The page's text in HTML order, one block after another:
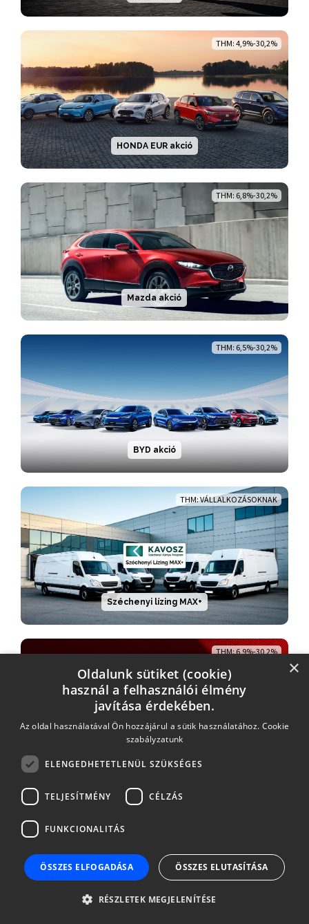
THM: 4,9%-30,2%
HONDA EUR akció
THM: 6,8%-30,2%
Mazda akció
THM: 6,5%-30,2%
BYD akció
THM: VÁLLALKOZÁSOKNAK
Széchenyi lízing MAX+
THM: 6,9%-30,2%
Fiat Basic akció
×
Oldalunk sütiket (cookie)
használ a felhasználói élmény
javítása érdekében.
Az oldal használatával Ön hozzájárul a sütik használatához. Cookie
szabályzatunk
ELENGEDHETETLENÜL SZÜKSÉGES
TELJESÍTMÉNY CÉLZÁS
FUNKCIONALITÁS
ÖSSZES ELFOGADÁSA ÖSSZES ELUTASÍTÁSA
RÉSZLETEK MEGJELENÍTÉSE